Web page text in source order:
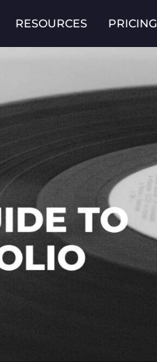
RESOURCES PRICING